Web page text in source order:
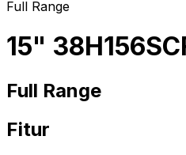
Full Range
15"
Full Range
Fitur